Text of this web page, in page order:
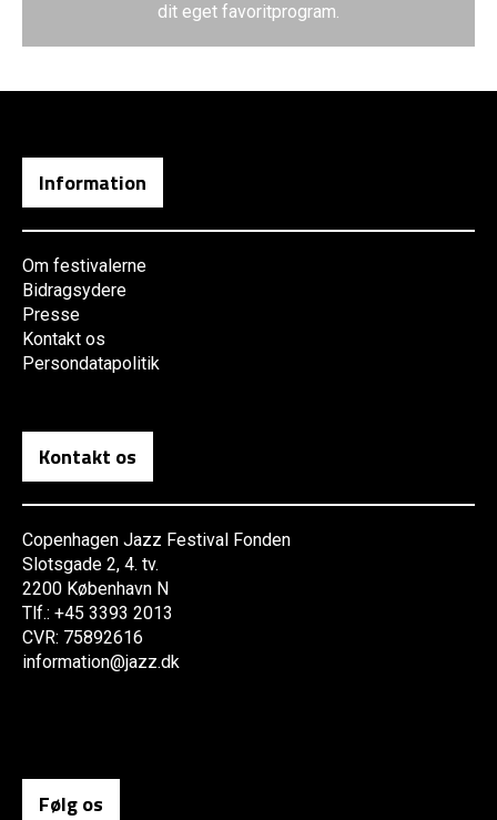
dit eget favoritprogram.
Information
Om festivalerne
Bidragsydere
Presse
Kontakt os
Persondatapolitik
Kontakt os
Copenhagen Jazz Festival Fonden
Slotsgade 2, 4. tv.
2200 København N
Tlf.: +45 3393 2013
CVR: 75892616
information@jazz.dk
Følg os